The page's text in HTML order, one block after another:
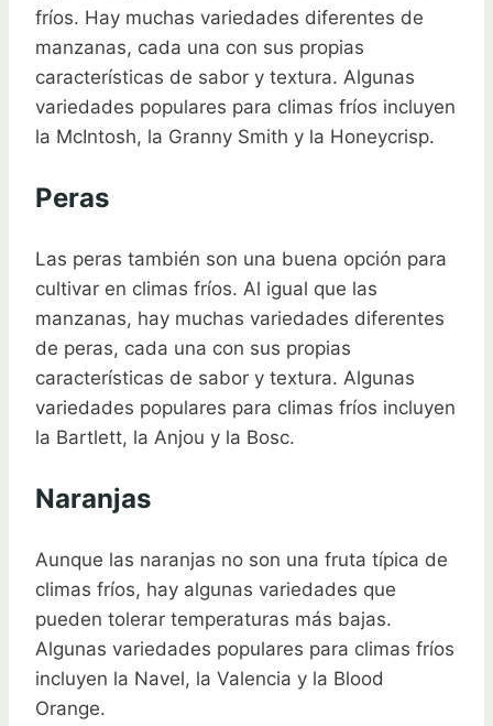
fríos. Hay muchas variedades diferentes de
manzanas, cada una con sus propias
características de sabor y textura. Algunas
variedades populares para climas fríos incluyen
la McIntosh, la Granny Smith y la Honeycrisp.
Peras
Las peras también son una buena opción para
cultivar en climas fríos. Al igual que las
manzanas, hay muchas variedades diferentes
de peras, cada una con sus propias
características de sabor y textura. Algunas
variedades populares para climas fríos incluyen
la Bartlett, la Anjou y la Bosc.
Naranjas
Aunque las naranjas no son una fruta típica de
climas fríos, hay algunas variedades que
pueden tolerar temperaturas más bajas.
Algunas variedades populares para climas fríos
incluyen la Navel, la Valencia y la Blood
Orange.